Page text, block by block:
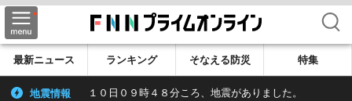
検索
最新ニュース ランキング そなえる防災 特集
地震情報 １０日０９時４８分ころ、地震がありました。